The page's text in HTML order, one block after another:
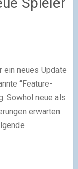
ein neues Update
“Feature-
Sowhol neue als
erwarten.